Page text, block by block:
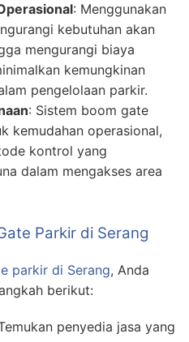
: Menggunakan
kebutuhan akan
mengurangi biaya
kemungkinan
pengelolaan parkir.
: Sistem boom gate
kemudahan operasional,
kontrol yang
dalam mengakses area
Parkir di Serang
parkir di Serang, Anda
berikut:
penyedia jasa yang